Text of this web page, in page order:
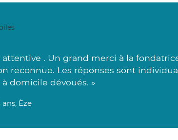
. Un grand merci à la
reconnue. Les réponses sont
domicile dévoués. »
ans, Èze